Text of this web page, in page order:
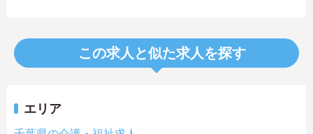
この求人と似た求人を探す
エリア